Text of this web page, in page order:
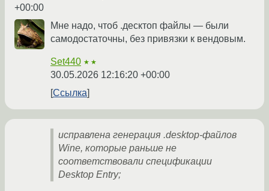
+00:00
Мне надо, чтоб .десктоп файлы — были
самодостаточны, без привязки к вендовым.
Set440 ★★
30.05.2026 12:16:20 +00:00
Ссылка
исправлена генерация .desktop-файлов
Wine, которые раньше не
соответствовали спецификации
Desktop Entry;